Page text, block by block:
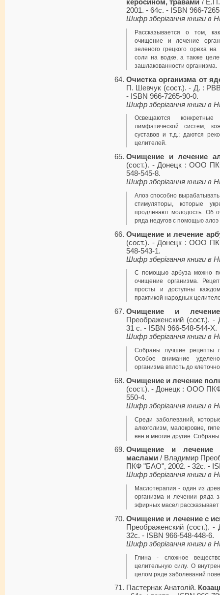
керосином, травами /
2001. - 64с. - ISBN 966-
Шифр зберігання книги в
Рассказывается о том,
очищение и лечение
зеленого грецкого ореха
соли на водке, а также
зашлакованности организма.
Очистка организма от
П. Шевчук (сост.). - Д. :
- ISBN 966-7265-90-0.
Шифр зберігання книги в
Освещаются
лимфатической систем,
суставов и т.д.; даются
целителей.
Очищение и лечение
(сост.). - Донецк : ООО
548-545-8.
Шифр зберігання книги в
Алоэ способно
стимуляторы, которые
продлевают молодость. Об
ряда недугов с помощью алоэ
Очищение и лечение
(сост.). - Донецк : ООО
548-543-1.
Шифр зберігання книги в
С помощью арбуза можно
очищение организма.
просты и доступны
практикой народных
Очищение и
Преображенский
31 с. - ISBN 966-548-544-X.
Шифр зберігання книги в
Собраны лучшие рецепты
Особое внимание
организма вплоть до
Очищение и лечение
(сост.). - Донецк : ООО
550-4.
Шифр зберігання книги в
Среди заболеваний,
алкоголизм, малокровие,
вен и многие другие.
Очищение и лечение
маслами / Владимир
ПКФ "БАО", 2002. - 32с. -
Шифр зберігання книги в
Маслотерапия - один из
организма и лечении ряда
эфирных масел рассказывает
Очищение и лечение с
Преображенский
32с. - ISBN 966-548-448-6.
Шифр зберігання книги в
Глина - сложное
целительную силу. О
целом ряде заболеваний
Пастернак Анатолій.